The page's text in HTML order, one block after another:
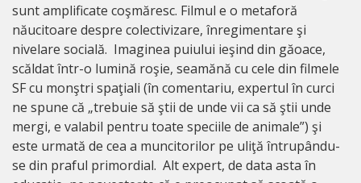
sunt amplificate coşmăresc. Filmul e o metaforă
năucitoare despre colectivizare, înregimentare şi
nivelare socială. Imaginea puiului ieşind din găoace,
scăldat într-o lumină roşie, seamănă cu cele din filmele
SF cu monştri spaţiali (în comentariu, expertul în curci
ne spune că „trebuie să ştii de unde vii ca să ştii unde
mergi, e valabil pentru toate speciile de animale”) şi
este urmată de cea a muncitorilor pe uliţă întrupându-
se din praful primordial. Alt expert, de data asta în